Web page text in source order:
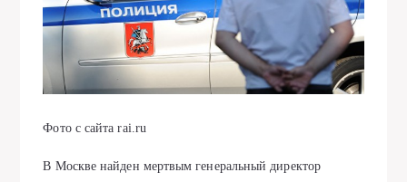
Фото с сайта rai.ru
В Москве найден мертвым генеральный директор